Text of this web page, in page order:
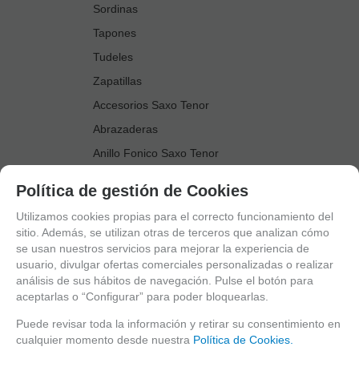
Sordinas
Tapones
Tudeles
Zapatillas
Accesorios Saxo Tenor
Abrazaderas
Anillo Fonico Saxo Tenor
Boquillas
Boquilleros
Cañas
Cortacañas
Deflector Saxo Tenor
Estuches Guardacañas
Política de gestión de Cookies
Utilizamos cookies propias para el correcto funcionamiento del
sitio. Además, se utilizan otras de terceros que analizan cómo
se usan nuestros servicios para mejorar la experiencia de
usuario, divulgar ofertas comerciales personalizadas o realizar
análisis de sus hábitos de navegación. Pulse el botón para
aceptarlas o “Configurar” para poder bloquearlas.
Puede revisar toda la información y retirar su consentimiento en
cualquier momento desde nuestra Política de Cookies.